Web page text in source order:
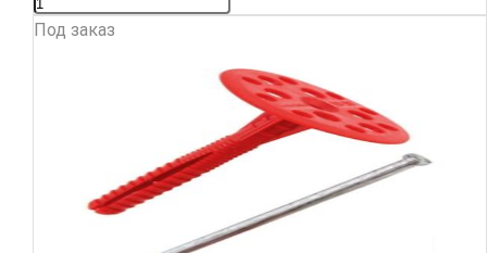
Под заказ